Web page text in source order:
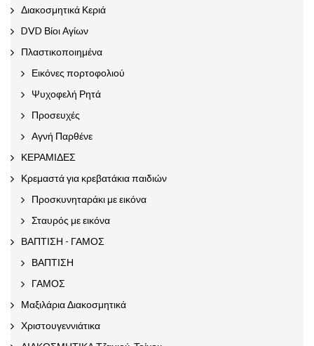
Διακοσμητικά Κεριά
DVD Βίοι Αγίων
Πλαστικοποιημένα
Εικόνες πορτοφολιού
Ψυχοφελή Ρητά
Προσευχές
Αγνή Παρθένε
ΚΕΡΑΜΙΔΕΣ
Κρεμαστά για κρεβατάκια παιδιών
Προσκυνηταράκι με εικόνα
Σταυρός με εικόνα
ΒΑΠΤΙΣΗ - ΓΑΜΟΣ
ΒΑΠΤΙΣΗ
ΓΑΜΟΣ
Μαξιλάρια Διακοσμητικά
Χριστουγεννιάτικα